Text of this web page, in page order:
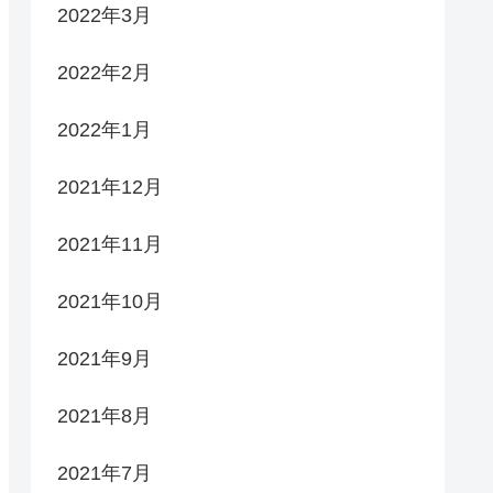
2022年3月
2022年2月
2022年1月
2021年12月
2021年11月
2021年10月
2021年9月
2021年8月
2021年7月